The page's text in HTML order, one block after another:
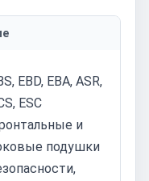
EBD, EBA, ASR,
ESC
и
подушки